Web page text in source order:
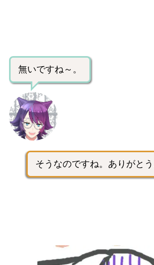
無いですね～。
そうなのですね。ありがとう